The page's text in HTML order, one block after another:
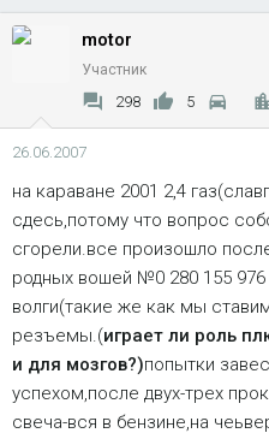
т
е
м
т
а
н
а
ч
motor
Участник
298 5
26.06.2007
на караване 2001 2,4
сдесь,потому что вопрос
сгорели.все произошло
родных вошей №0 280 155
волги(такие же как мы
резъемы.(играет ли роль
и для мозгов?)попытки
успехом,после двух-трех
свеча-вся в бензине,на